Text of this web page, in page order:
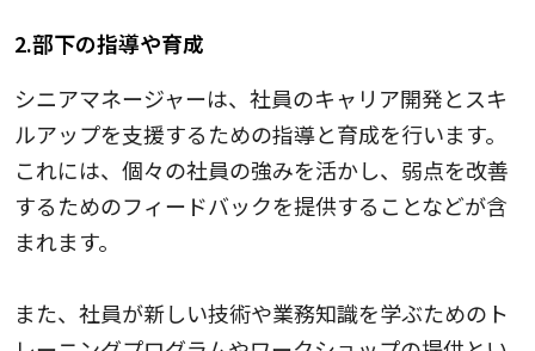
2.部下の指導や育成
シニアマネージャーは、社員のキャリア開発とスキ
ルアップを支援するための指導と育成を行います。
これには、個々の社員の強みを活かし、弱点を改善
するためのフィードバックを提供することなどが含
まれます。
また、社員が新しい技術や業務知識を学ぶためのト